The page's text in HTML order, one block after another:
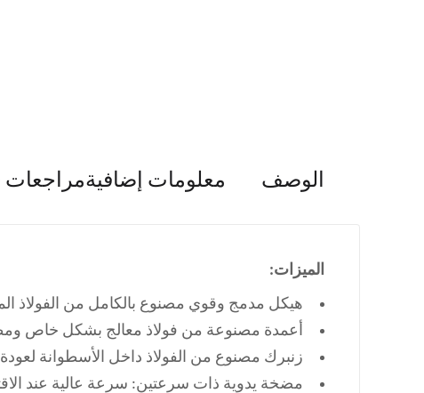
الوصف معلومات إضافيةمراجعات
الميزات:
هيكل مدمج وقوي مصنوع بالكامل من الفولاذ
أعمدة مصنوعة من فولاذ معالج بشكل خاص
زنبرك مصنوع من الفولاذ داخل الأسطوانة
مضخة يدوية ذات سرعتين: سرعة عالية عند